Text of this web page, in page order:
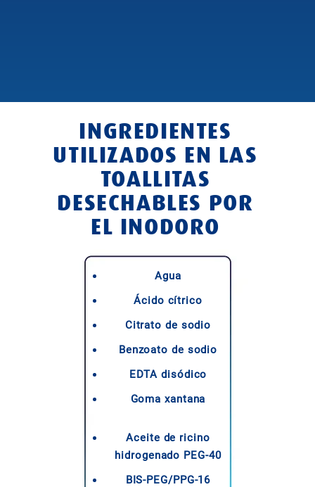
INGREDIENTES
UTILIZADOS EN LAS
TOALLITAS
DESECHABLES POR
EL INODORO
Agua
Ácido cítrico
Citrato de sodio
Benzoato de sodio
EDTA disódico
Goma xantana
Aceite de ricino
hidrogenado PEG-40
BIS-PEG/PPG-16